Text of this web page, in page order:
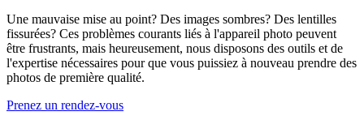
Une mauvaise mise au point? Des images sombres? Des lentilles
fissurées? Ces problèmes courants liés à l'appareil photo peuvent
être frustrants, mais heureusement, nous disposons des outils et de
l'expertise nécessaires pour que vous puissiez à nouveau prendre des
photos de première qualité.
Prenez un rendez-vous